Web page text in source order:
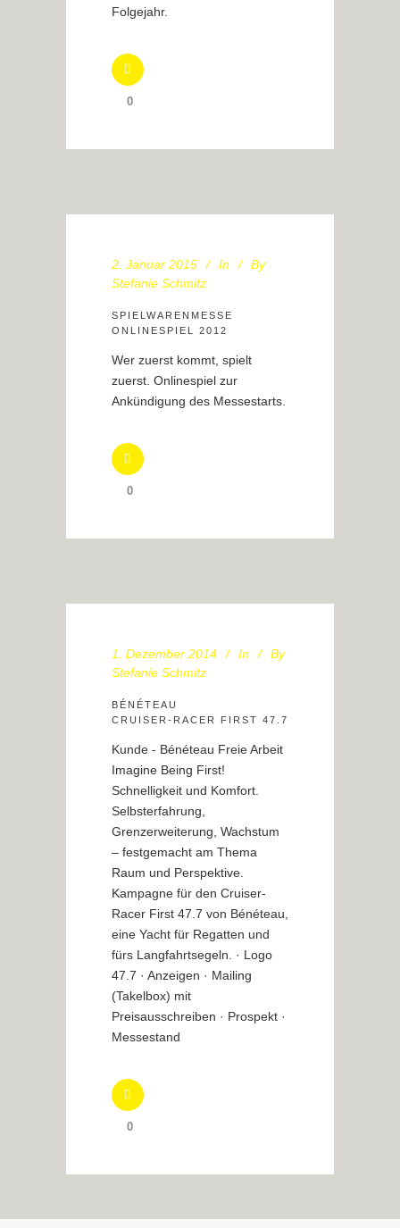
Folgejahr.
0
2. Januar 2015 In
By
Stefanie Schmitz
SPIELWARENMESSE
ONLINESPIEL 2012
Wer zuerst kommt, spielt
zuerst. Onlinespiel zur
Ankündigung des Messestarts.
0
1. Dezember 2014 In
By
Stefanie Schmitz
BÉNÉTEAU
CRUISER-RACER FIRST 47.7
Kunde - Bénéteau Freie Arbeit
Imagine Being First!
Schnelligkeit und Komfort.
Selbsterfahrung,
Grenzerweiterung, Wachstum
– festgemacht am Thema
Raum und Perspektive.
Kampagne für den Cruiser-
Racer First 47.7 von Bénéteau,
eine Yacht für Regatten und
fürs Langfahrtsegeln. · Logo
47.7 · Anzeigen · Mailing
(Takelbox) mit
Preisausschreiben · Prospekt ·
Messestand
0